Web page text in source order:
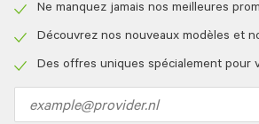
icon
Ne manquez jamais nos meilleures
icon
Découvrez nos nouveaux modèles et
Des offres uniques spécialement pour
address